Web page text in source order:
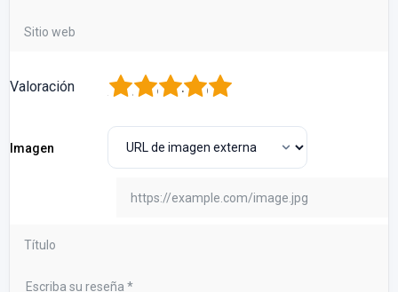
Valoración 5
4
3
2
Imagen